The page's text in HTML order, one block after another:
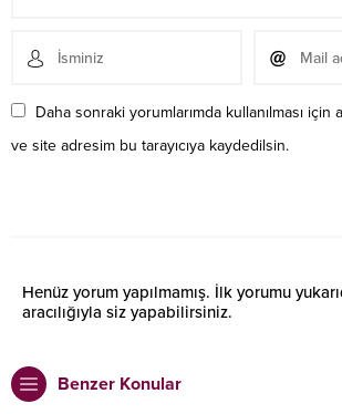
Daha sonraki yorumlarımda kullanılması için
ve site adresim bu tarayıcıya kaydedilsin.
Henüz yorum yapılmamış. İlk yorumu
aracılığıyla siz yapabilirsiniz.
Benzer Konular